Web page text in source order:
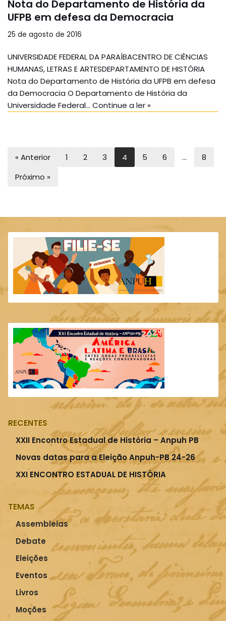
Nota do Departamento de História da
UFPB em defesa da Democracia
25 de agosto de 2016
UNIVERSIDADE FEDERAL DA PARAÍBACENTRO DE CIÊNCIAS
HUMANAS, LETRAS E ARTESDEPARTAMENTO DE HISTÓRIA
Nota do Departamento de História da UFPB em defesa
da Democracia O Departamento de História da
Universidade Federal… Continue a ler »
« Anterior 1 2 3 4 5 6 …
8
Próximo »
RECENTES
XXII Encontro Estadual de História – Anpuh PB
Novas datas para a Eleição Anpuh-PB 24-26
XXI ENCONTRO ESTADUAL DE HISTÓRIA
TEMAS
Assembleias
Debate
Eleições
Eventos
Livros
Moções